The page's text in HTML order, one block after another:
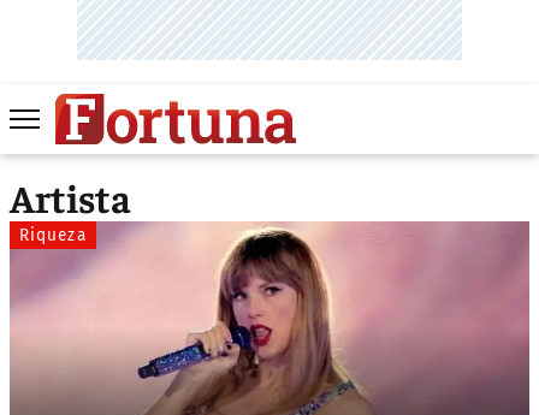
Artista
Riqueza